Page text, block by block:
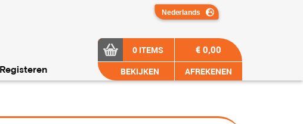
Registeren
0 ITEMS
BEKIJKEN
€ 0,00
AFREKENEN